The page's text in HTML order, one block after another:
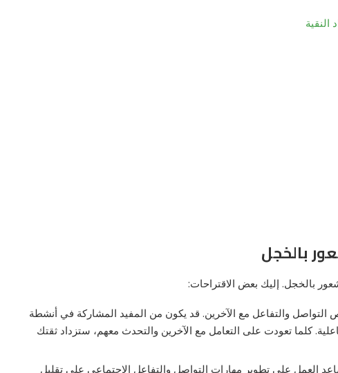
بالخجل
بالخجل. إليك بعض الاقتراحات:
التواصل والتفاعل مع الآخرين. قد يكون من المفيد المشاركة في أنشطة
كلما تعودت على التعامل مع الآخرين والتحدث معهم، ستزداد ثقتك
العمل على تطوير مهارات التواصل والتفاعل الاجتماعي على تقليل